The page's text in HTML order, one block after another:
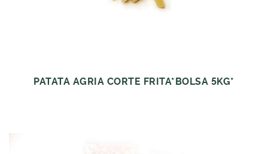
PATATA AGRIA CORTE FRITA*BOLSA 5KG*